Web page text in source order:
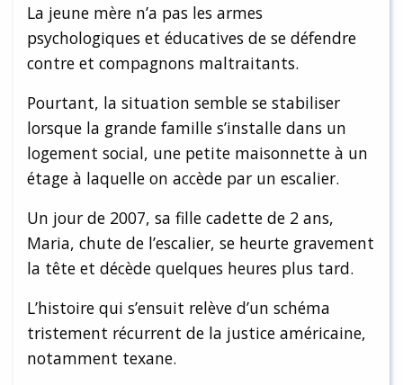
La jeune mère n’a pas les armes
psychologiques et éducatives de se défendre
contre et compagnons maltraitants.
Pourtant, la situation semble se stabiliser
lorsque la grande famille s’installe dans un
logement social, une petite maisonnette à un
étage à laquelle on accède par un escalier.
Un jour de 2007, sa fille cadette de 2 ans,
Maria, chute de l’escalier, se heurte gravement
la tête et décède quelques heures plus tard.
L’histoire qui s’ensuit relève d’un schéma
tristement récurrent de la justice américaine,
notamment texane.